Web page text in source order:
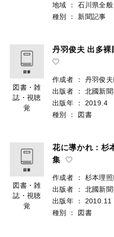
地域
：
石川県全般
種別
： 新聞記事
図書・雑
誌・視聴
覚
丹羽俊夫 出多裸
作成者 ：
丹羽俊夫
出版者
：
北國新
出版年
：
2019.4
種別
： 図書
図書・雑
誌・視聴
覚
花に導かれ：杉
集
作成者 ：
杉本理照
出版者
：
北國新聞
出版年
：
2010.11
種別
： 図書